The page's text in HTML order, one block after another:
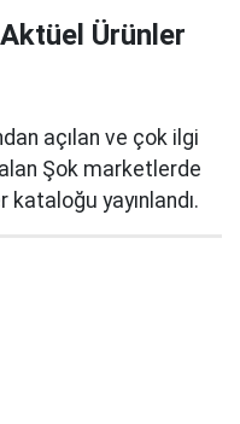
Ürünler
açılan ve çok ilgi
Şok marketlerde
yayınlandı.